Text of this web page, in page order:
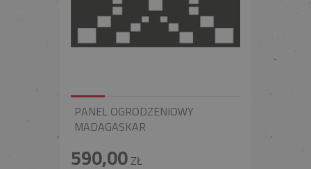
PANEL OGRODZENIOWY
MADAGASKAR
590,00ZŁ